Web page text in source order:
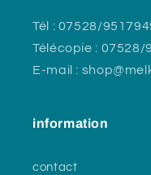
Tél : 07528/
Télécopie : 07528/
E-mail :
information
contact